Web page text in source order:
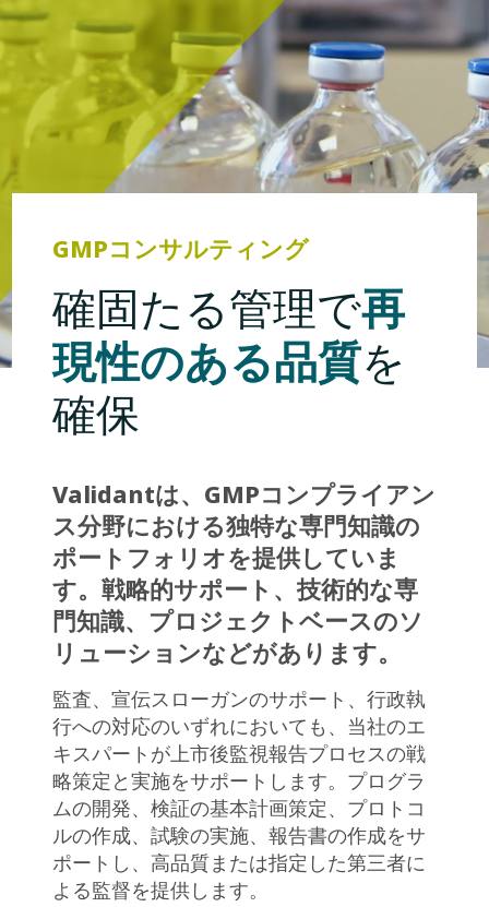
GMPコンサルティング
確固たる管理で再
現性のある品質を
確保
Validantは、GMPコンプライアン
ス分野における独特な専門知識の
ポートフォリオを提供していま
す。戦略的サポート、技術的な専
門知識、プロジェクトベースのソ
リューションなどがあります。
監査、宣伝スローガンのサポート、行政執
行への対応のいずれにおいても、当社のエ
キスパートが上市後監視報告プロセスの戦
略策定と実施をサポートします。プログラ
ムの開発、検証の基本計画策定、プロトコ
ルの作成、試験の実施、報告書の作成をサ
ポートし、高品質または指定した第三者に
よる監督を提供します。